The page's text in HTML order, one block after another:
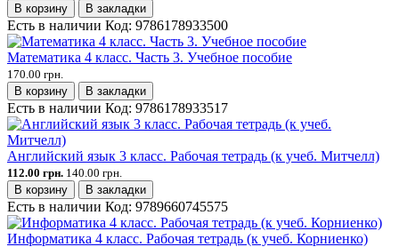
В корзину
В закладки
Есть в наличии Код: 9786178933500
Математика 4 класс. Часть 3. Учебное пособие
170.00 грн.
В корзину
В закладки
Есть в наличии Код: 9786178933517
Английский язык 3 класс. Рабочая тетрадь (к учеб. Митчелл)
112.00 грн. 140.00 грн.
В корзину
В закладки
Есть в наличии Код: 9789660745575
Информатика 4 класс. Рабочая тетрадь (к учеб. Корниенко)